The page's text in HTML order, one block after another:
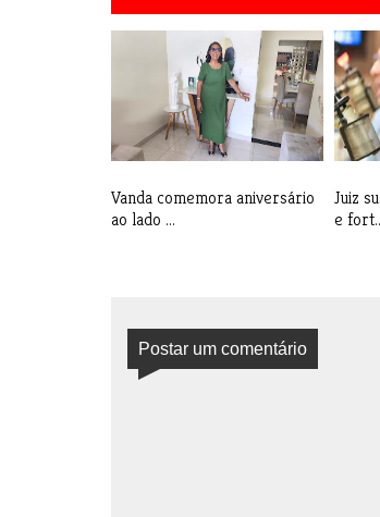
Vanda comemora aniversário
ao lado ...
Juiz
e
Postar um comentário